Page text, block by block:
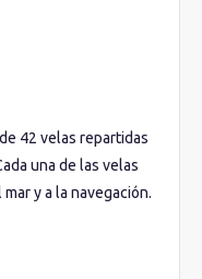
42 velas repartidas
una de las velas
y a la navegación.